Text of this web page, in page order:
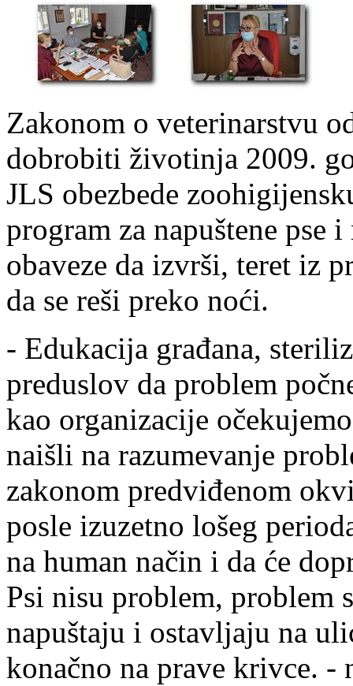
Zakonom o veterinarstvu
dobrobiti životinja 2009.
JLS obezbede
program za napuštene pse
obaveze da izvrši, teret iz
da se reši preko noći.
- Edukacija građana,
preduslov da problem
kao organizacije
naišli na razumevanje
zakonom predviđenom
posle izuzetno lošeg
na human način i da će
Psi nisu problem,
napuštaju i ostavljaju na
konačno na prave krivce.